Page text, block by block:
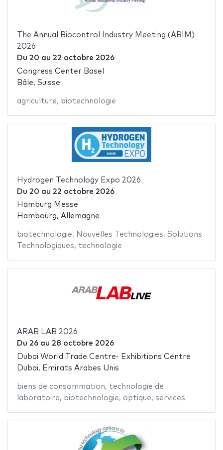
The Annual Biocontrol Industry Meeting (ABIM)
2026
Du 20 au 22 octobre 2026
Congress Center Basel
Bâle, Suisse
agriculture, biotechnologie
Hydrogen Technology Expo 2026
Du 20 au 22 octobre 2026
Hamburg Messe
Hambourg, Allemagne
biotechnologie, Nouvelles Technologies, Solutions
Technologiques, technologie
ARAB LAB 2026
Du 26au 28 octobre 2026
Dubai World Trade Centre- Exhibitions Centre
Dubai, Emirats Arabes Unis
biens de consommation, technologie de
laboratoire, biotechnologie, optique, services